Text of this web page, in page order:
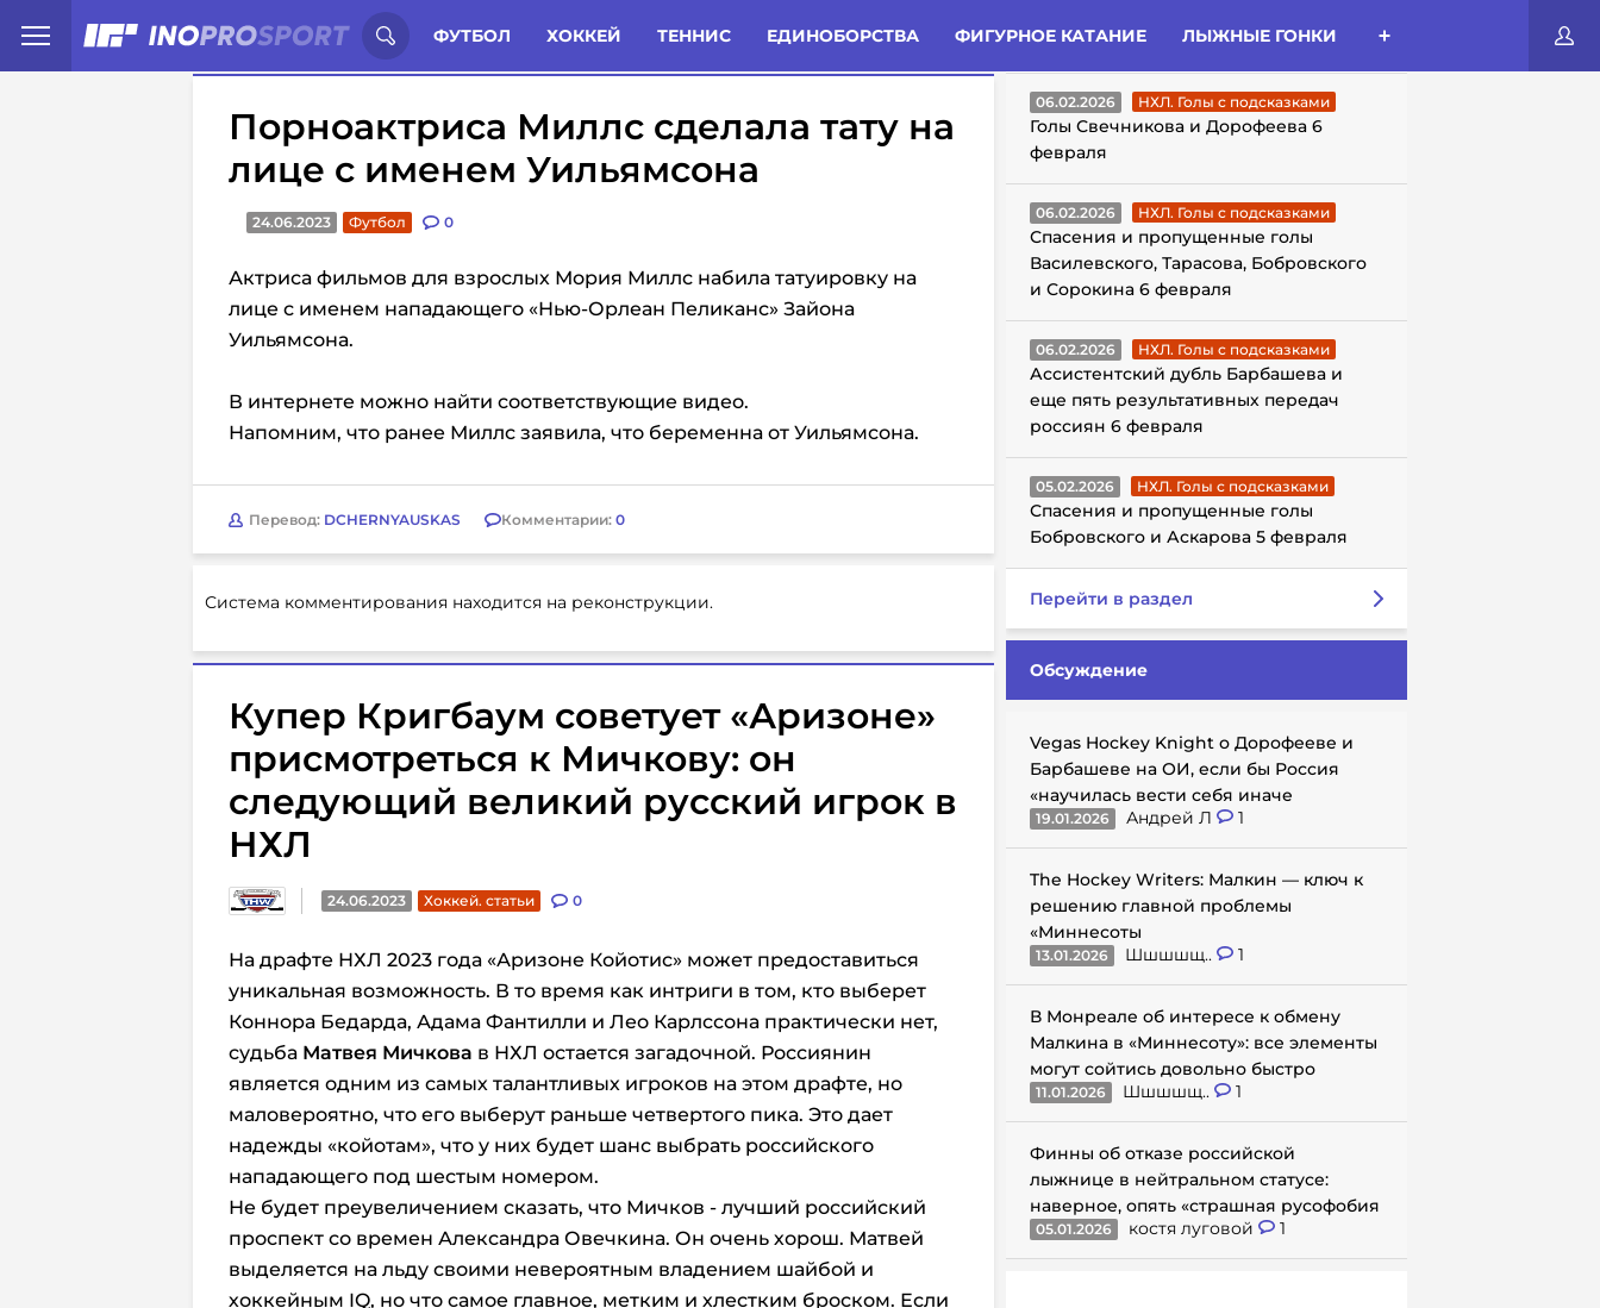
ФУТБОЛ ХОККЕЙ ТЕННИС ЕДИНОБОРСТВА ФИГУРНОЕ КАТАНИЕ ЛЫЖНЫЕ ГОНКИ
Иностранцы о спорте России: Статьи Комменты Новости
Порноактриса Миллс сделала тату на
лице с именем Уильямсона
24.06.2023 Футбол 0
Актриса фильмов для взрослых Мория Миллс набила татуировку на
лице с именем нападающего «Нью-Орлеан Пеликанс» Зайона
Уильямсона.
В интернете можно найти соответствующие видео.
Напомним, что ранее Миллс заявила, что беременна от Уильямсона.
Перевод: DCHERNYAUSKAS Комментарии: 0
Система комментирования находится на реконструкции.
Купер Кригбаум советует «Аризоне»
присмотреться к Мичкову: он
следующий великий русский игрок в
НХЛ
24.06.2023 Хоккей. статьи 0
На драфте НХЛ 2023 года «Аризоне Койотис» может предоставиться
уникальная возможность. В то время как интриги в том, кто выберет
Коннора Бедарда, Адама Фантилли и Лео Карлссона практически нет,
судьба Матвея Мичкова в НХЛ остается загадочной. Россиянин
является одним из самых талантливых игроков на этом драфте, но
маловероятно, что его выберут раньше четвертого пика. Это дает
надежды «койотам», что у них будет шанс выбрать российского
нападающего под шестым номером.
Не будет преувеличением сказать, что Мичков - лучший российский
проспект со времен Александра Овечкина. Он очень хорош. Матвей
выделяется на льду своими невероятным владением шайбой и
хоккейным IQ, но что самое главное, метким и хлестким броском. Если
ГОЛЫ С ПОДСКАЗКАМИ
06.02.2026 НХЛ. Голы с подсказками
Голы Свечникова и Дорофеева 6
февраля
06.02.2026 НХЛ. Голы с подсказками
Спасения и пропущенные голы
Василевского, Тарасова, Бобровского
и Сорокина 6 февраля
06.02.2026 НХЛ. Голы с подсказками
Ассистентский дубль Барбашева и
еще пять результативных передач
россиян 6 февраля
05.02.2026 НХЛ. Голы с подсказками
Спасения и пропущенные голы
Бобровского и Аскарова 5 февраля
Перейти в раздел
Обсуждение
Vegas Hockey Knight о Дорофееве и
Барбашеве на ОИ, если бы Россия
«научилась вести себя иначе
19.01.2026 Андрей Л 1
The Hockey Writers: Малкин — ключ к
решению главной проблемы
«Миннесоты
13.01.2026 Шшшшщ.. 1
В Монреале об интересе к обмену
Малкина в «Миннесоту»: все элементы
могут сойтись довольно быстро
11.01.2026 Шшшшщ.. 1
Финны об отказе российской
лыжнице в нейтральном статусе:
наверное, опять «страшная русофобия
05.01.2026 костя луговой 1